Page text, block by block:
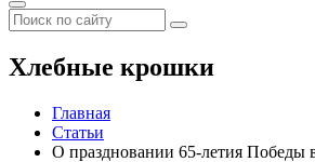
Хлебные крошки
Главная
Статьи
О праздновании 65-летия Победы